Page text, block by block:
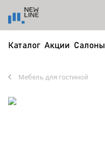
Каталог Акции Салоны
Мебель для гостиной